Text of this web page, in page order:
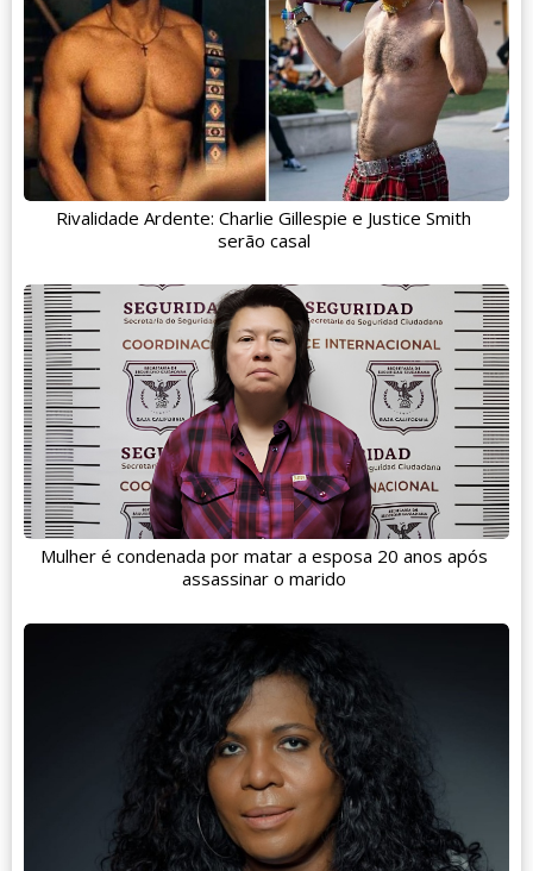
Rivalidade Ardente: Charlie Gillespie e Justice Smith
serão casal
Mulher é condenada por matar a esposa 20 anos após
assassinar o marido